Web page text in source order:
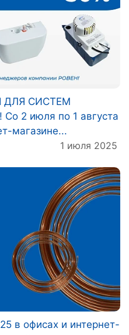
ДЛЯ СИСТЕМ
2 июля по 1 августа
магазине...
1 июля 2025
в офисах и интернет-